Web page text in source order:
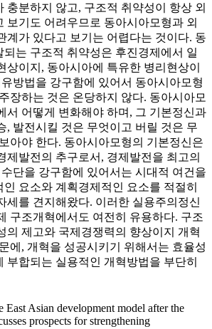
충분하지 않고, 구조적 취약성이 항상 외
보기도 어려우므로 동아시아모형과 외
계가 있다고 보기는 어렵다는 것이다. 동
는 구조적 취약성은 후진경제에서 일
상이지, 동아시아에 특유한 병리현상이
방법을 강구함에 있어서 동아시아모형
장하는 것은 온당하지 않다. 동아시아모
서 어떻게 변화해야 하며, 그 기본정신과
, 발전시킬 것은 무엇이고 버릴 것은 무
아야 한다. 동아시아모형의 기본정신은
제발전의 추구로서, 경제발전을 최고의
단을 강구함에 있어서는 시대적 여건을
요소와 계획경제적인 요소를 적절히
세를 견지해왔다. 이러한 실용주의정신
구조개혁에서도 여전히 유용하다. 구조
의 제고와 국제경쟁력의 향상이지 개혁
에, 개혁을 성공시키기 위해서는 효율성
부합되는 실용적인 개혁방법을 부단히
East Asian development model after the
prospects for strengthening